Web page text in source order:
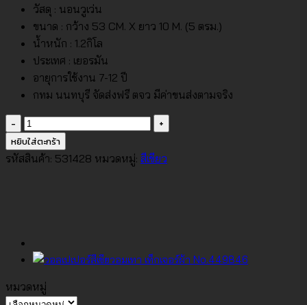
วัสดุ : นอนวูเว่น
ขนาด : กว้าง 53 CM. X ยาว 10 M. (5 ตรม.)
น้ำหนัก : 1.2กิโล
ประเทศ : เยอรมัน
อายุการใช้งาน 7-12 ปี
กทม นนทบุรี จัดส่งฟรี ตจว มีค่าขนส่งตามจริง
จำนวน
วอลเปเปอร์
สี
ผ้า
No.531428
หยิบใส่ตะกร้า
รหัสสินค้า: 531428 หมวดหมู่: สีเขียว
หมวดหมู่